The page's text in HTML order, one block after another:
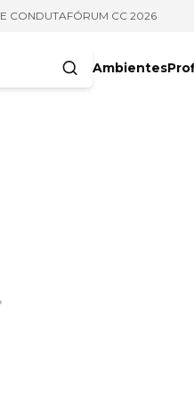
CONDUTAFÓRUM CC 2026
Ambientes